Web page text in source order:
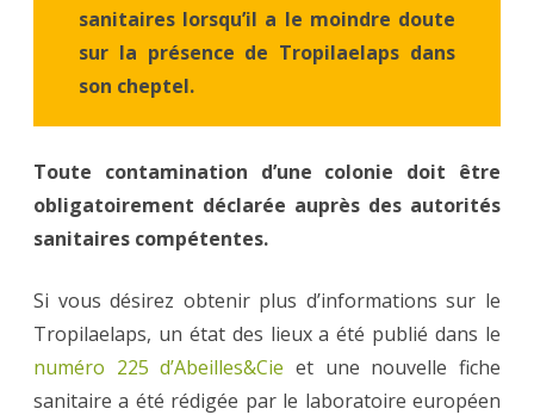
sanitaires lorsqu’il a le moindre doute
sur la présence de Tropilaelaps dans
son cheptel.
Toute contamination d’une colonie doit être
obligatoirement déclarée auprès des autorités
sanitaires compétentes.
Si vous désirez obtenir plus d’informations sur le
Tropilaelaps, un état des lieux a été publié dans le
numéro 225 d’Abeilles&Cie et une nouvelle fiche
sanitaire a été rédigée par le laboratoire européen